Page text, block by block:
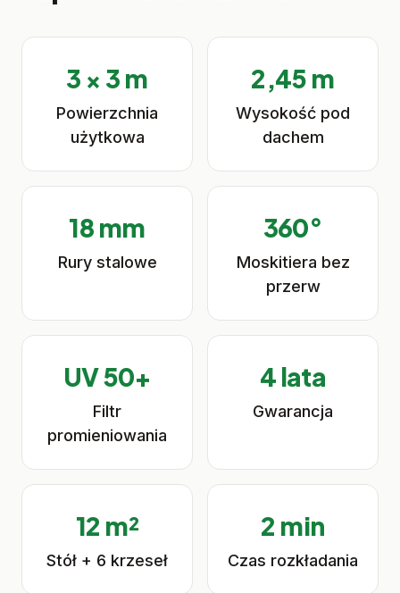
3 × 3 m
Powierzchnia
użytkowa
2,45 m
Wysokość pod
dachem
18 mm
Rury stalowe
360°
Moskitiera bez
przerw
UV 50+
Filtr
promieniowania
4 lata
Gwarancja
12 m²
Stół + 6 krzeseł
2 min
Czas rozkładania